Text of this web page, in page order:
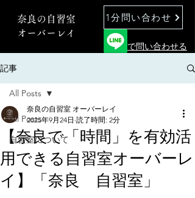
奈良の自習室
オーバーレイ
1分問い合わせ
で問い合わせる
記事
All Posts
自習室について
All Posts
【奈良で「時間」を有効活
用できる自習室オーバーレ
イ】「奈良 自習室」
奈良の自習室 オーバーレイ
2025年9月24日 読了時間: 2分